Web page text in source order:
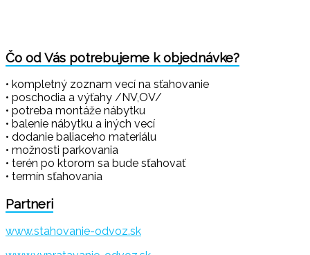
Čo od Vás potrebujeme k objednávke?
• kompletný zoznam vecí na sťahovanie
• poschodia a výťahy /NV,OV/
• potreba montáže nábytku
• balenie nábytku a iných vecí
• dodanie baliaceho materiálu
• možnosti parkovania
• terén po ktorom sa bude sťahovať
• termín sťahovania
Partneri
www.stahovanie-odvoz.sk